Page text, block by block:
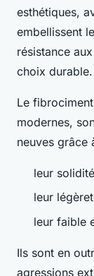
esthétiques,
embellissent
résistance
choix durable.
Le
modernes,
neuves grâce
leur
leur
leur faible
Ils sont en
agressions